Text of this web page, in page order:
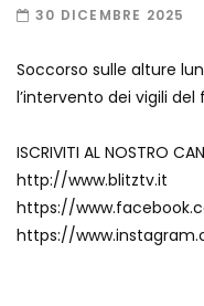
30 DICEMBRE 2025
Soccorso sulle alture
l’intervento dei vigili del
ISCRIVITI AL NOSTRO
http://www.blitztv.it
https://
https://